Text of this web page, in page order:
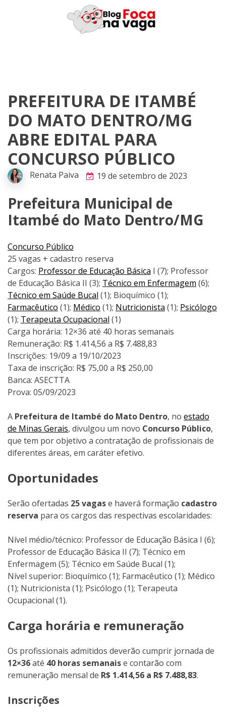
PREFEITURA DE ITAMBÉ
DO MATO DENTRO/MG
ABRE EDITAL PARA
CONCURSO PÚBLICO
Renata Paiva 19 de setembro de 2023
Prefeitura Municipal de
Itambé do Mato Dentro/MG
Concurso Público
25 vagas + cadastro reserva
Cargos: Professor de Educação Básica I (7); Professor
de Educação Básica II (3); Técnico em Enfermagem (6);
Técnico em Saúde Bucal (1); Bioquímico (1);
Farmacêutico (1); Médico (1); Nutricionista (1); Psicólogo
(1); Terapeuta Ocupacional (1)
Carga horária: 12×36 até 40 horas semanais
Remuneração: R$ 1.414,56 a R$ 7.488,83
Inscrições: 19/09 a 19/10/2023
Taxa de inscrição: R$ 75,00 a R$ 250,00
Banca: ASECTTA
Prova: 05/09/2023
A Prefeitura de Itambé do Mato Dentro, no estado
de Minas Gerais, divulgou um novo Concurso Público,
que tem por objetivo a contratação de profissionais de
diferentes áreas, em caráter efetivo.
Oportunidades
Serão ofertadas 25 vagase haverá formação cadastro
reserva para os cargos das respectivas escolaridades:
Nível médio/técnico: Professor de Educação Básica I (6);
Professor de Educação Básica II (7); Técnico em
Enfermagem (5); Técnico em Saúde Bucal (1);
Nível superior: Bioquímico (1); Farmacêutico (1); Médico
(1); Nutricionista (1); Psicólogo (1); Terapeuta
Ocupacional (1).
Carga horária e remuneração
Os profissionais admitidos deverão cumprir jornada de
12×36até 40 horas semanaise contarão com
remuneração mensal de R$ 1.414,56 a R$ 7.488,83.
Inscrições